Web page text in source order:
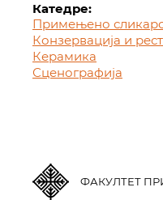
Катедре:
Примењено
Конзервација и
Керамика
Сценографија
ФАКУЛТЕТ